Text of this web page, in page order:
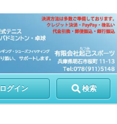
ログイン 検索